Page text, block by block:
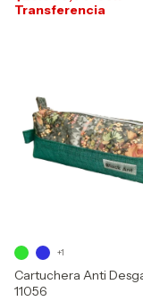
Cartuchera Anti
11056
+1